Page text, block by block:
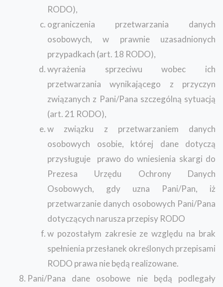
RODO),
ograniczenia przetwarzania danych
osobowych, w prawnie uzasadnionych
przypadkach (art. 18 RODO),
wyrażenia sprzeciwu wobec ich
przetwarzania wynikającego z przyczyn
związanych z Pani/Pana szczególną sytuacją
(art. 21 RODO),
w związku z przetwarzaniem danych
osobowych osobie, której dane dotyczą
przysługuje prawo do wniesienia skargi do
Prezesa Urzędu Ochrony Danych
Osobowych, gdy uzna Pani/Pan, iż
przetwarzanie danych osobowych Pani/Pana
dotyczących narusza przepisy RODO
w pozostałym zakresie ze względu na brak
spełnienia przesłanek określonych przepisami
RODO prawa nie będą realizowane.
Pani/Pana dane osobowe nie będą podlegały